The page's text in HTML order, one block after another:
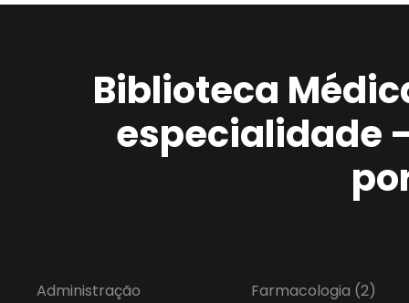
Biblioteca
especialidade
Administração
Farmacologia (2)